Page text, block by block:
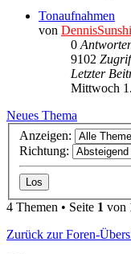
Tonaufnahmen
von
0
9102
Letzter
Mittwoch
Neues Thema
Anzeigen:
Richtung:
4 Themen • Seite 1 von
Zurück zur Foren-